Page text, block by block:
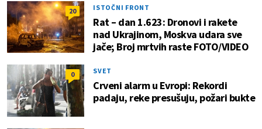
20 ISTOČNI FRONT
Rat – dan 1.623: Dronovi i rakete
nad Ukrajinom, Moskva udara sve
jače; Broj mrtvih raste FOTO/VIDEO
0 SVET
Crveni alarm u Evropi: Rekordi
padaju, reke presušuju, požari bukte